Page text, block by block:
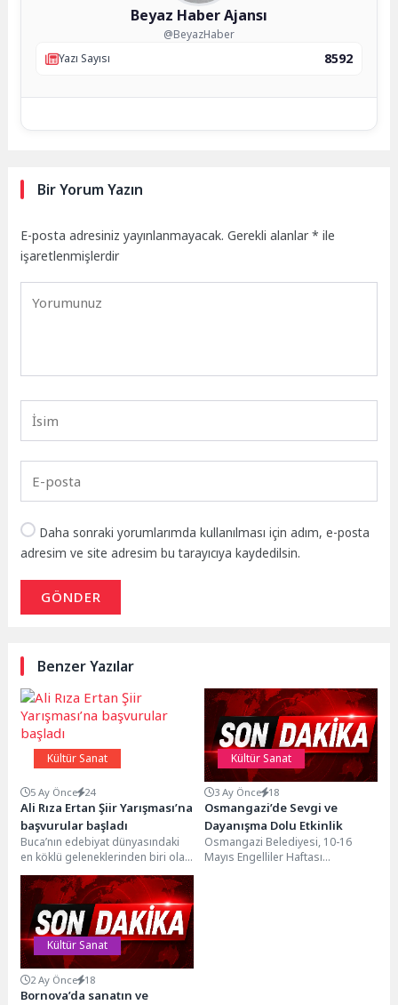
Beyaz Haber Ajansı
@BeyazHaber
Yazı Sayısı
8592
Bir Yorum Yazın
E-posta adresiniz yayınlanmayacak. Gerekli alanlar* ile
işaretlenmişlerdir
Daha sonraki yorumlarımda kullanılması için adım, e-posta
adresim ve site adresim bu tarayıcıya kaydedilsin.
GÖNDER
Benzer Yazılar
Kültür Sanat
5 Ay Önce 24
Ali Rıza Ertan Şiir Yarışması’na
başvurular başladı
Buca’nın edebiyat dünyasındaki
en köklü geleneklerinden biri olan
Ali Rıza Ertan Şiir Yarışması, bu
yıl...
Kültür Sanat
3 Ay Önce 18
Osmangazi’de Sevgi ve
Dayanışma Dolu Etkinlik
Osmangazi Belediyesi, 10-16
Mayıs Engelliler Haftası
Kültür Sanat
2 Ay Önce 18
Bornova’da sanatın ve